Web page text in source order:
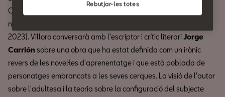
CASA SEAT per presentar-nos la reedició d'una de les seves
novel·les més emblemàtiques:
2023). Villoro conversarà amb l'escriptor i crític literariJorge
Carrión sobre una obra que ha estat definida com un irònic
revers de les novel·les d'aprenentatge i que està poblada de
personatges embrancats a les seves cerques. La visió de l'autor
sobre l'adultesa i la teoria sobre la configuració del subjecte
Rebutjar-les totes